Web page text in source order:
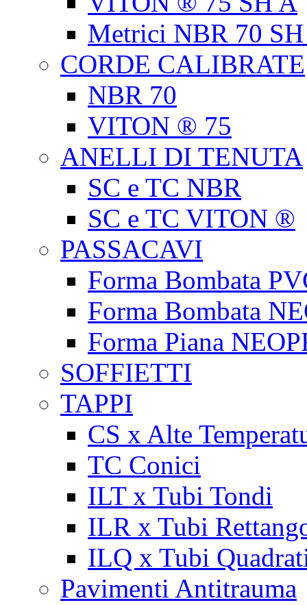
Metrici NBR 70
CORDE CALIBRATE
NBR 70
VITON ® 75
ANELLI DI TENUTA
SC e TC NBR
SC e TC VITON ®
PASSACAVI
Forma Bombata
Forma Bombata
Forma Piana
SOFFIETTI
TAPPI
CS x Alte
TC Conici
ILT x Tubi Tondi
ILR x Tubi
ILQ x Tubi
Pavimenti Antitrauma